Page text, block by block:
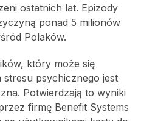
ostatnich lat. Epizody
ponad 5 milionów
Polaków.
który może się
stresu psychicznego jest
Potwierdzają to wyniki
firmę Benefit Systems